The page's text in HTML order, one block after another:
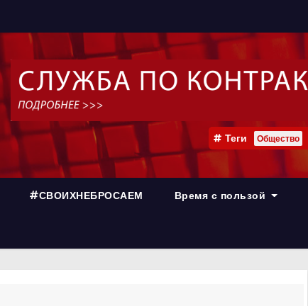
Теги Общество
#СВОИХНЕБРОСАЕМ Время с пользой